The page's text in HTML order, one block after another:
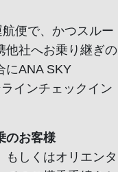
便で、かつスルー
他社へお乗り継ぎの
にANA SKY
インチェックイン
のお客様
もしくはオリエンタ